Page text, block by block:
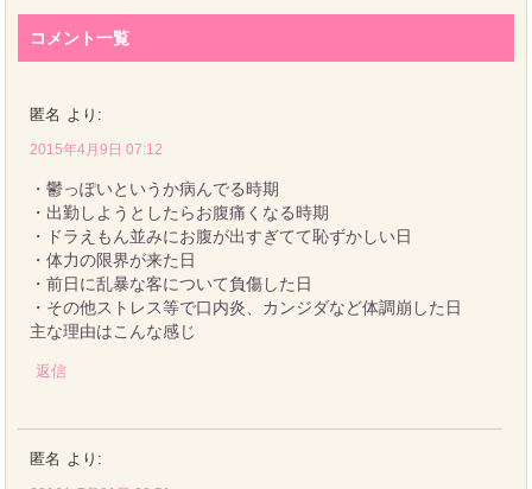
コメント一覧
匿名 より:
2015年4月9日 07:12
・鬱っぽいというか病んでる時期
・出勤しようとしたらお腹痛くなる時期
・ドラえもん並みにお腹が出すぎてて恥ずかしい日
・体力の限界が来た日
・前日に乱暴な客について負傷した日
・その他ストレス等で口内炎、カンジダなど体調崩した日
主な理由はこんな感じ
返信
匿名 より: